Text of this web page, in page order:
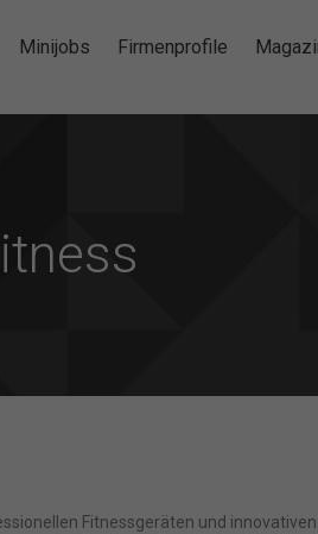
Minijobs Firmenprofile
Fitnessgeräten und